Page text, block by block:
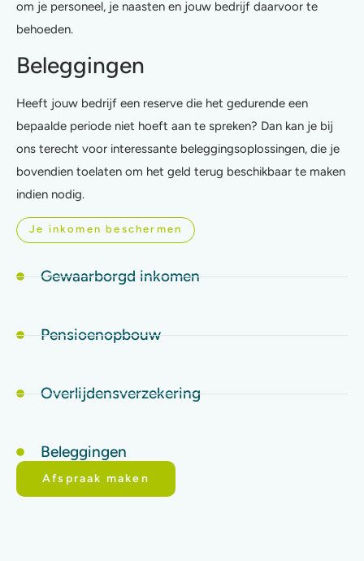
Je inkomen beschermen
Gewaarborgd inkomen
Pensioenopbouw
Overlijdensverzekering
Beleggingen
Afspraak maken
om je personeel, je naasten en jouw bedrijf daarvoor te
behoeden.
Beleggingen
Heeft jouw bedrijf een reserve die het gedurende een
bepaalde periode niet hoeft aan te spreken? Dan kan je bij
ons terecht voor interessante beleggingsoplossingen, die je
bovendien toelaten om het geld terug beschikbaar te maken
indien nodig.